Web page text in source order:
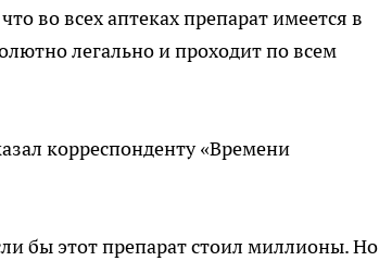
во всех аптеках препарат имеется в
легально и проходит по всем
корреспонденту «Времени
бы этот препарат стоил миллионы. Но